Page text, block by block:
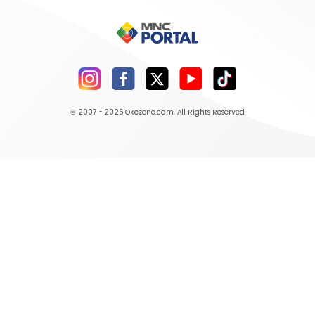
© 2007 - 2026 Okezone.com, All Rights Reserved